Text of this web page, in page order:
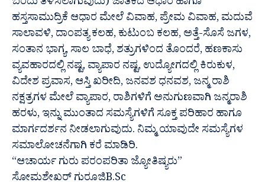
ಹಸ್ತಸಾಮುದ್ರಿಕೆ ಆಧಾರ ಮೇಲೆ ವಿವಾಹ, ಪ್ರೇಮ ವಿವಾಹ, ಮದುವೆ
ಸಾಲಾವಳಿ, ದಾಂಪತ್ಯ ಕಲಹ, ಕುಟುಂಬ ಕಲಹ, ಅತ್ತೆ-ಸೊಸೆ ಜಗಳ,
ಸಂತಾನ ಭಾಗ್ಯ, ಸಾಲ ಬಾಧೆ, ಶತ್ರುಗಳಿಂದ ತೊಂದರೆ, ಹಣಕಾಸು
ವ್ಯವಹಾರದಲ್ಲಿ ನಷ್ಟ, ವ್ಯಾಪಾರ ನಷ್ಟ, ಉದ್ಯೋಗದಲ್ಲಿ ಕಿರುಕುಳ,
ವಿದೇಶ ಪ್ರವಾಸ, ಆಸ್ತಿ ಖರೀದಿ, ಜನವಶ ಧನವಶ, ಜನ್ಮ ರಾಶಿ
ನಕ್ಷತ್ರಗಳ ಮೇಲೆ ವ್ಯಾಪಾರ, ರಾಶಿಗಳಿಗೆ ಅನುಗುಣವಾಗಿ ಜನ್ಮರಾಶಿ
ಹರಳು, ಇನ್ನು ಮುಂತಾದ ಸಮಸ್ಯೆಗಳಿಗೆ ಸೂಕ್ತ ಪರಿಹಾರ ಹಾಗೂ
ಮಾರ್ಗದರ್ಶನ ನೀಡಲಾಗುವುದು. ನಿಮ್ಮ ಯಾವುದೇ ಸಮಸ್ಯೆಗಳ
ಸಮಾಲೋಚನೆಗಾಗಿ ಕರೆ ಮಾಡಿರಿ.
“ಆಚಾರ್ಯ ಗುರು ಪರಂಪರಿತಾ ಜ್ಯೋತಿಷ್ಯರು”